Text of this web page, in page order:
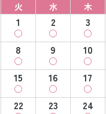
火 水 木
1 2 3
8 9 10
15 16 17
22 23 24